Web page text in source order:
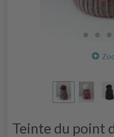
Teinte du point